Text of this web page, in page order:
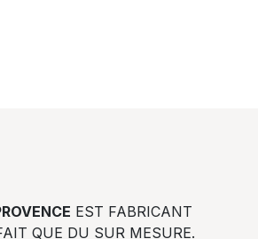
EST FABRICANT
QUE DU SUR MESURE.